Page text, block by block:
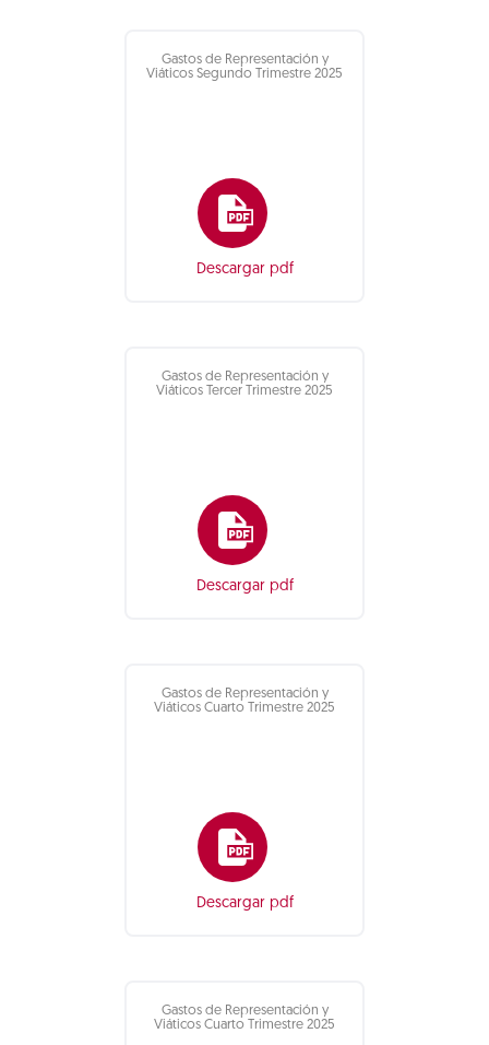
Gastos de Representación y
Viáticos Segundo Trimestre 2025
Descargar pdf
Gastos de Representación y
Viáticos Tercer Trimestre 2025
Descargar pdf
Gastos de Representación y
Viáticos Cuarto Trimestre 2025
Descargar pdf
Gastos de Representación y
Viáticos Cuarto Trimestre 2025